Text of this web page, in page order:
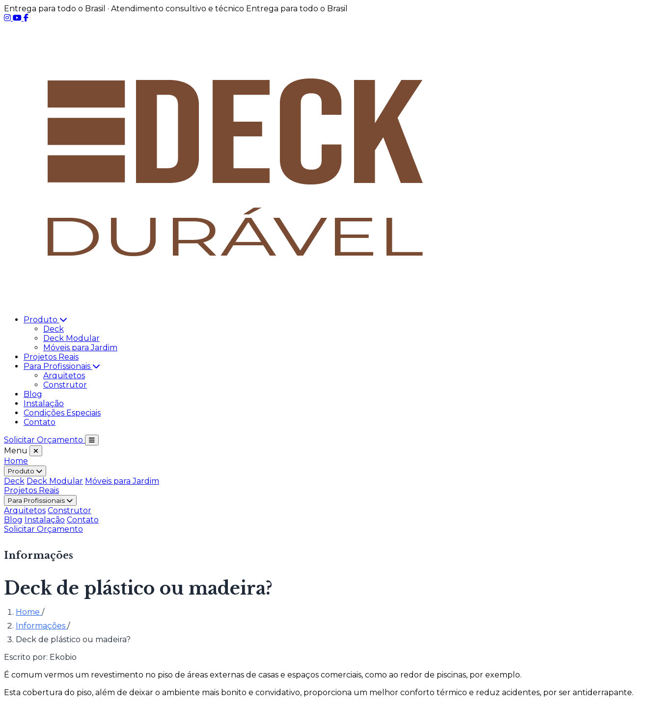
Entrega para todo o Brasil · Atendimento consultivo e técnico Entrega para todo o Brasil
Produto
Deck
Deck Modular
Móveis para Jardim
Projetos Reais
Para Profissionais
Arquitetos
Construtor
Blog
Instalação
Condições Especiais
Contato
Solicitar Orçamento
Menu
Home
Produto
Deck Deck Modular Móveis para Jardim
Projetos Reais
Para Profissionais
Arquitetos Construtor
Blog Instalação Contato
Solicitar Orçamento
Informações
Deck de plástico ou madeira?
Home /
Informações /
Deck de plástico ou madeira?
Escrito por: Ekobio
É comum vermos um revestimento no piso de áreas externas de casas e espaços comerciais, como ao redor de piscinas, por exemplo.
Esta cobertura do piso, além de deixar o ambiente mais bonito e convidativo, proporciona um melhor conforto térmico e reduz acidentes, por ser antiderrapante.